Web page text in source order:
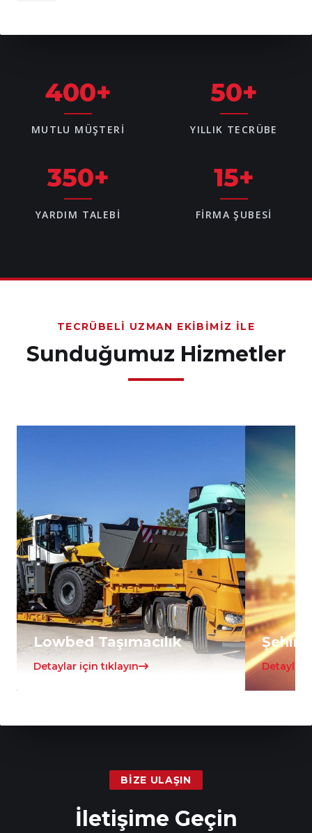
400+
MUTLU MÜŞTERI
50+
YILLIK TECRÜBE
350+
YARDIM TALEBI
15+
FIRMA ŞUBESI
TECRÜBELI UZMAN EKIBIMIZ İLE
Sunduğumuz Hizmetler
Lowbed Taşımacılık
Detaylar için tıklayın Detaylar
BIZE ULAŞIN
İletişime Geçin